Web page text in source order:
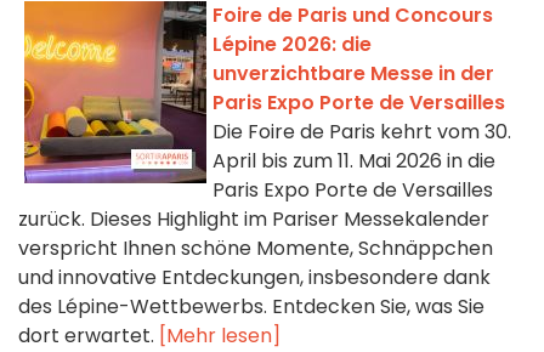
Foire de Paris und Concours
Lépine 2026: die
unverzichtbare Messe in der
Paris Expo Porte de Versailles
Die Foire de Paris kehrt vom 30.
April bis zum 11. Mai 2026 in die
Paris Expo Porte de Versailles
zurück. Dieses Highlight im Pariser Messekalender
verspricht Ihnen schöne Momente, Schnäppchen
und innovative Entdeckungen, insbesondere dank
des Lépine-Wettbewerbs. Entdecken Sie, was Sie
dort erwartet. [Mehr lesen]